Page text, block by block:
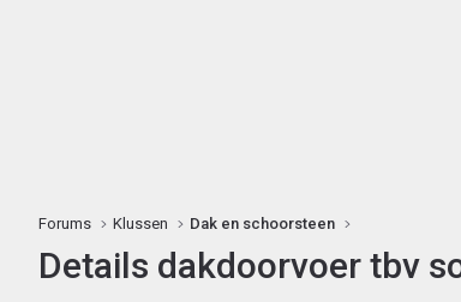
Forums Klussen Dak en schoorsteen
Details dakdoorvoer tbv